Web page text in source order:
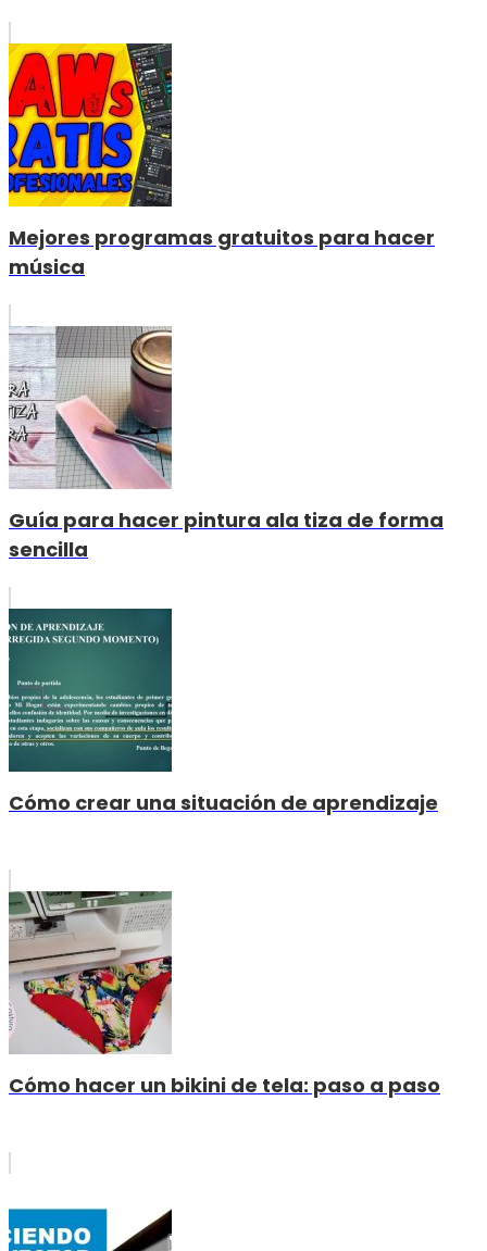
Mejores programas gratuitos para hacer
música
Guía para hacer pintura ala tiza de forma
sencilla
Cómo crear una situación de aprendizaje
Cómo hacer un bikini de tela: paso a paso